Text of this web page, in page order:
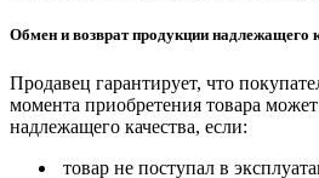
Обмен и возврат продукции надлежащего
Продавец гарантирует, что
момента приобретения товара может
надлежащего качества, если:
товар не поступал в